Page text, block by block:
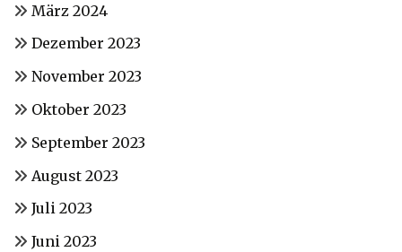
März 2024
Dezember 2023
November 2023
Oktober 2023
September 2023
August 2023
Juli 2023
Juni 2023